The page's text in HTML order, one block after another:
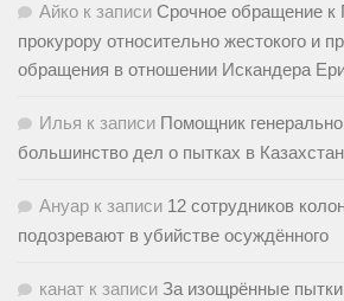
Айко к записи Срочное обращение к
прокурору относительно жестокого и
обращения в отношении Искандера
Илья к записи Помощник
большинство дел о пытках в
Ануар к записи 12 сотрудников
подозревают в убийстве осуждённого
канат к записи За изощрённые